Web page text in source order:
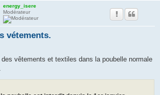
energy_isere
Modérateur
vétements.
vêtements et textiles dans la poubelle normale